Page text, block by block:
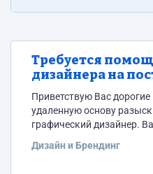
Требуется
дизайнера на
(Полиграфия,
Иллюстрации)
Приветствую Вас
удаленную основу
графический дизайнер.
нам не важны, мы
Дизайн и Брендинг